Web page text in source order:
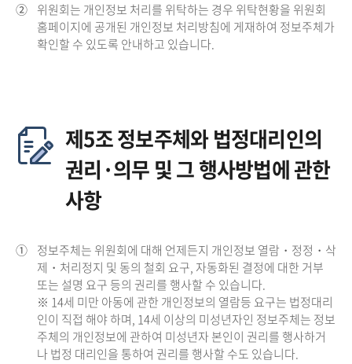
② 위원회는 개인정보 처리를 위탁하는 경우 위탁현황을 위원회
홈페이지에 공개된 개인정보 처리방침에 게재하여 정보주체가
확인할 수 있도록 안내하고 있습니다.
제5조 정보주체와 법정대리인의
권리·의무 및 그 행사방법에 관한
사항
① 정보주체는 위원회에 대해 언제든지 개인정보 열람・정정・삭
제・처리정지 및 동의 철회 요구, 자동화된 결정에 대한 거부
또는 설명 요구 등의 권리를 행사할 수 있습니다.
※ 14세 미만 아동에 관한 개인정보의 열람등 요구는 법정대리
인이 직접 해야 하며, 14세 이상의 미성년자인 정보주체는 정보
주체의 개인정보에 관하여 미성년자 본인이 권리를 행사하거
나 법정 대리인을 통하여 권리를 행사할 수도 있습니다.